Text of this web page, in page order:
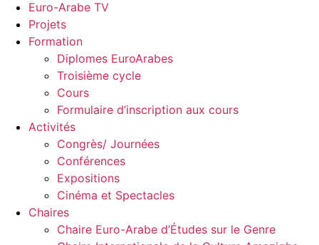
Euro-Arabe TV
Projets
Formation
Diplomes EuroArabes
Troisième cycle
Cours
Formulaire d’inscription aux cours
Activités
Congrès/ Journées
Conférences
Expositions
Cinéma et Spectacles
Chaires
Chaire Euro-Arabe d’Études sur le Genre